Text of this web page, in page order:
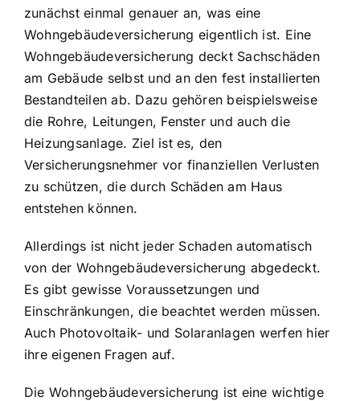
zunächst einmal genauer an, was eine
Wohngebäudeversicherung eigentlich ist. Eine
Wohngebäudeversicherung deckt Sachschäden
am Gebäude selbst und an den fest installierten
Bestandteilen ab. Dazu gehören beispielsweise
die Rohre, Leitungen, Fenster und auch die
Heizungsanlage. Ziel ist es, den
Versicherungsnehmer vor finanziellen Verlusten
zu schützen, die durch Schäden am Haus
entstehen können.
Allerdings ist nicht jeder Schaden automatisch
von der Wohngebäudeversicherung abgedeckt.
Es gibt gewisse Voraussetzungen und
Einschränkungen, die beachtet werden müssen.
Auch Photovoltaik- und Solaranlagen werfen hier
ihre eigenen Fragen auf.
Die Wohngebäudeversicherung ist eine wichtige